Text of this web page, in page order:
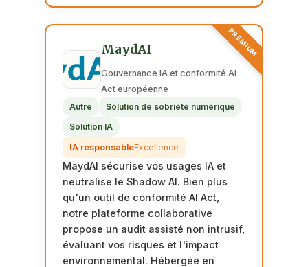
PREMIUM
MaydAI
Gouvernance IA et conformité AI
Act européenne
Autre
Solution de sobriété numérique
Solution IA
IA responsableExcellence
MaydAI sécurise vos usages IA et
neutralise le Shadow AI. Bien plus
qu'un outil de conformité AI Act,
notre plateforme collaborative
propose un audit assisté non intrusif,
évaluant vos risques et l'impact
environnemental. Hébergée en